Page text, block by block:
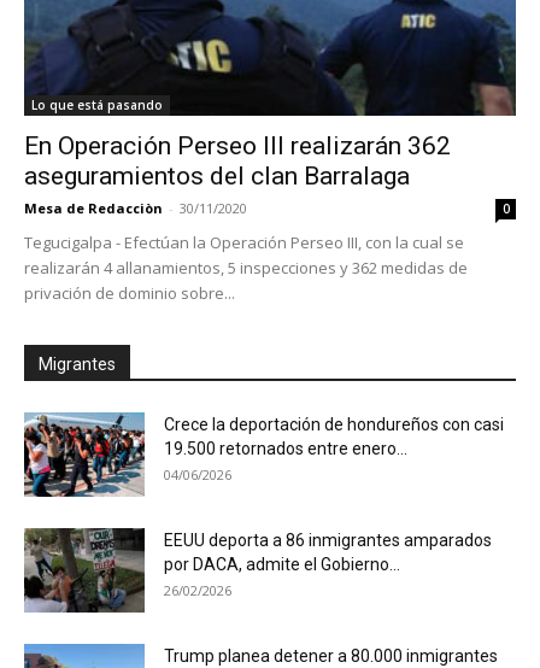
Lo que está pasando
En Operación Perseo III realizarán 362
aseguramientos del clan Barralaga
Mesa de Redacciòn - 30/11/2020 0
Tegucigalpa - Efectúan la Operación Perseo III, con la cual se
realizarán 4 allanamientos, 5 inspecciones y 362 medidas de
privación de dominio sobre...
Migrantes
Crece la deportación de hondureños con casi
19.500 retornados entre enero...
04/06/2026
EEUU deporta a 86 inmigrantes amparados
por DACA, admite el Gobierno...
26/02/2026
Trump planea detener a 80.000 inmigrantes